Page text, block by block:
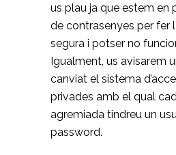
us plau ja que estem en
de contrasenyes per fer
segura i potser no
Igualment, us avisarem
canviat el sistema
privades amb el qual
agremiada tindreu un
password.